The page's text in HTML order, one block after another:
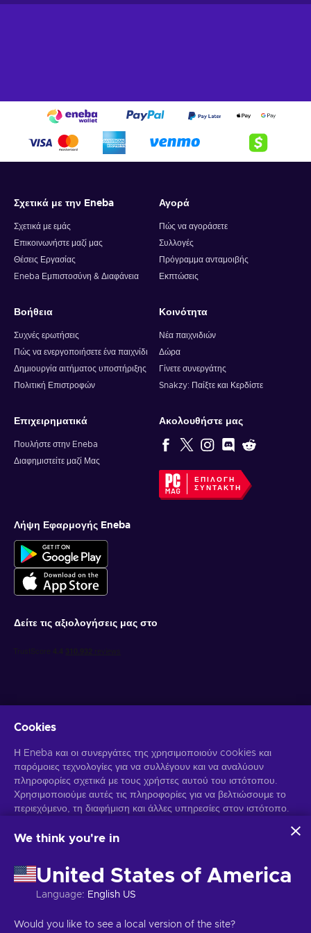
Atmospheric setting– You dive into the perfect blend of
Singleplayer– The game includes a story campaign
meant for solo players;
Stylized graphics– This title stands out for its design
choices that emphasize certain features of the world by
simplifying and exaggerating them;
Σχετικά με την Eneba
Σχετικά με εμάς
Επικοινωνήστε μαζί μας
Θέσεις Εργασίας
Eneba Εμπιστοσύνη & Διαφάνεια
Αγορά
Πώς να αγοράσετε
Συλλογές
Πρόγραμμα ανταμοιβής
Εκπτώσεις
Βοήθεια
Συχνές ερωτήσεις
Πώς να ενεργοποιήσετε ένα παιχνίδι
Δημιουργία αιτήματος υποστήριξης
Πολιτική Επιστροφών
Κοινότητα
Νέα παιχνιδιών
Δώρα
Γίνετε συνεργάτης
Snakzy: Παίξτε και Κερδίστε
Επιχειρηματικά
Πουλήστε στην Eneba
Διαφημιστείτε μαζί Μας
Ακολουθήστε μας
ΕΠΙΛΟΓΉ
ΣΥΝΤΆΚΤΗ
Λήψη Εφαρμογής Eneba
Δείτε τις αξιολογήσεις μας στο
Λάβετε προσωποποιημένες προσφορές για παιχνίδια
Γραφτείτε συνδρομητής
Μπορείτε να απεγγραφείτε οποιαδήποτε στιγμή. Επισκεφθείτε την
Ειδοποίηση Απορρήτουγια περισσότερες πληροφορίες.
JSC "Play Helis", οδός Gyneju 4-333, Βίλνιους, Δημοκρατία της
Cookies
Η Eneba και οι συνεργάτες της χρησιμοποιούν cookies και
παρόμοιες τεχνολογίες για να συλλέγουν και να αναλύουν
πληροφορίες σχετικά με τους χρήστες αυτού του ιστότοπου.
Χρησιμοποιούμε αυτές τις πληροφορίες για να βελτιώσουμε το
περιεχόμενο, τη διαφήμιση και άλλες υπηρεσίες στον ιστότοπο.
χρησιμοποιηθούν για την εξατομίκευση διαφημίσεων.
αυτών των τεχνολογιών από την Eneba και τους συνεργάτες
της. Μπορείτε να προσαρμόσετε τη συγκατάθεσή σας κάνοντας
κλικ στην επιλογή "Προσαρμογή".
οποίο η Google χρησιμοποιεί τα δεδομένα σας, ανατρέξτε στην
We think you're in
United States of America
Language: English US
Would you like to see a local version of the site?